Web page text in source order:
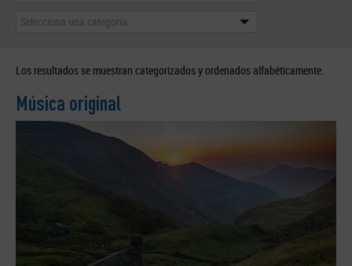
Selecciona una categoría
Los resultados se muestran categorizados y ordenados alfabéticamente.
Música original